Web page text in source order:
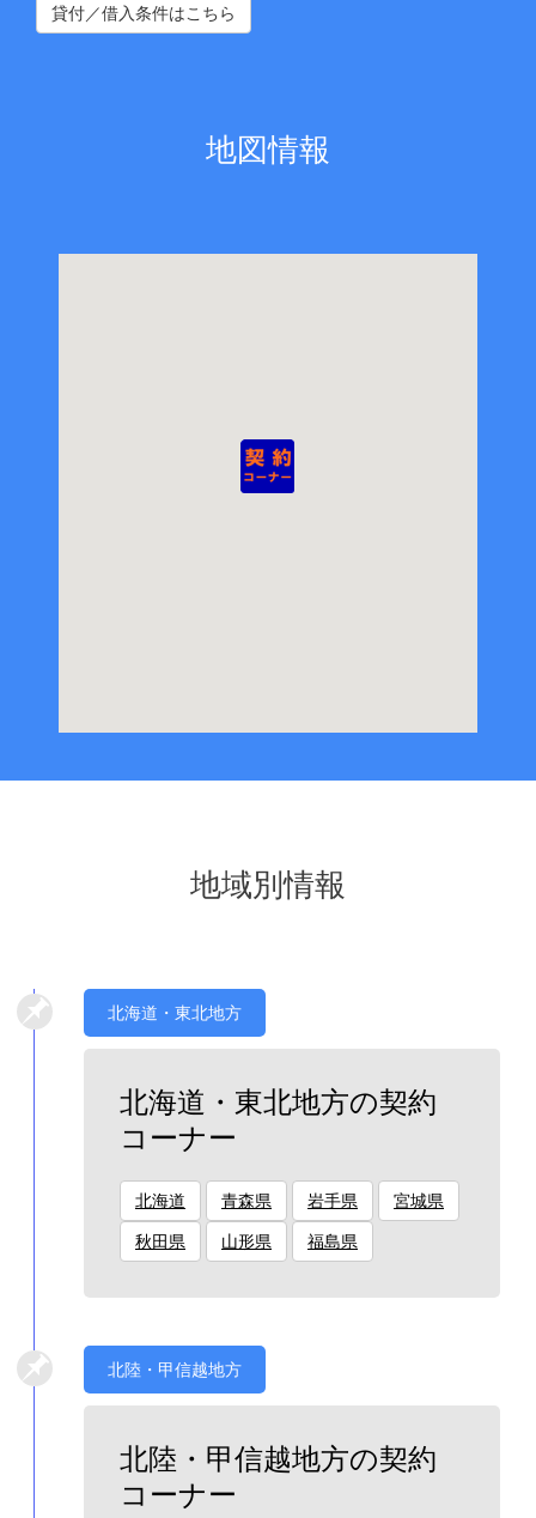
貸付／借入条件はこちら
地図情報
地域別情報
北海道・東北地方
北海道・東北地方の契約
コーナー
北海道 青森県 岩手県 宮城県
秋田県 山形県 福島県
北陸・甲信越地方
北陸・甲信越地方の契約
コーナー